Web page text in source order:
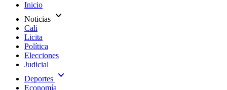
Inicio
Noticias expand_more
Cali
Licita
Política
Elecciones
Judicial
Deportes expand_more
Economía